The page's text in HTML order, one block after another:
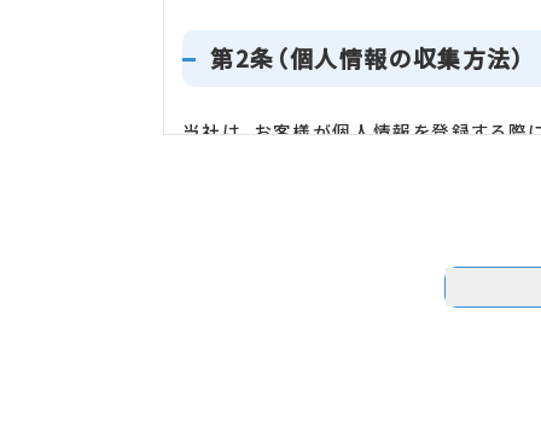
第2条（個人情報の収集方法）
当社は、お客様が個人情報を登録する際